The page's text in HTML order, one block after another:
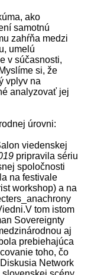
ako
samotnú
zahŕňa medzi
umelú
v súčasnosti,
si, že
vplyv na
analyzovať jej
úrovni:
viedenskej
pripravila sériu
spoločnosti
na festivale
workshop) a na
tom istom
Sovereignty
aj
prebiehajúca
toho, čo
Network